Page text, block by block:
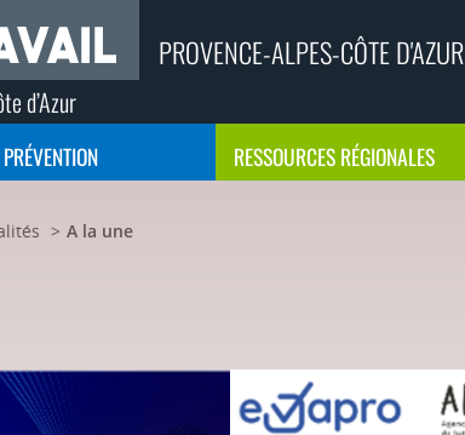
PROVENCE-ALPES-CÔTE D'AZUR
d’Azur
RESSOURCES RÉGIONALES
A la une